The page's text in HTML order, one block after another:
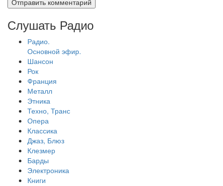
Слушать Радио
Радио.
Основной эфир.
Шансон
Рок
Франция
Металл
Этника
Техно, Транс
Опера
Классика
Джаз, Блюз
Клезмер
Барды
Электроника
Книги